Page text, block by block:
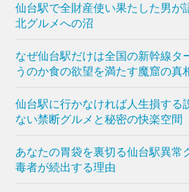
仙台駅で全財産使い果たした男が
北グルメへの沼
なぜ仙台駅だけは全国の新幹線タ
うのか食の欲望を満たす魔窟の真
仙台駅に行かなければ人生損する
ない禁断グルメと秘密の快楽空間
あなたの胃袋を裏切る仙台駅異常
毒者が続出する理由